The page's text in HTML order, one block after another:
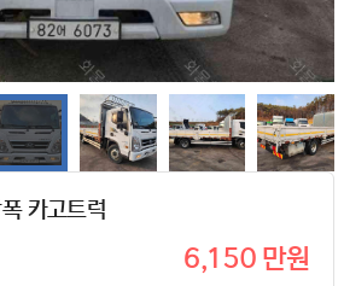
카고트럭
6,150 만원